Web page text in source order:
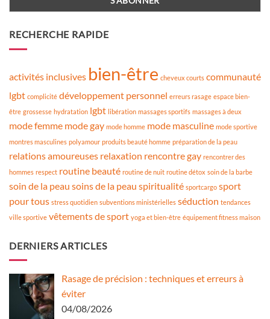
RECHERCHE RAPIDE
activités inclusives bien-être cheveux courts communauté
lgbt complicité développement personnel erreurs rasage espace bien-
être grossesse hydratation lgbt libération massages sportifs massages à deux
mode femme mode gay mode homme mode masculine mode sportive
montres masculines polyamour produits beauté homme préparation de la peau
relations amoureuses relaxation rencontre gay rencontrer des
hommes respect routine beauté routine de nuit routine détox soin de la barbe
soin de la peau soins de la peau spiritualité sportcargo sport
pour tous stress quotidien subventions ministérielles séduction tendances
ville sportive vêtements de sport yoga et bien-être équipement fitness maison
DERNIERS ARTICLES
Rasage de précision : techniques et erreurs à
éviter
04/08/2026